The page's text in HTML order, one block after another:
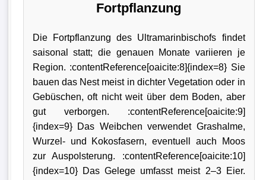
Fortpflanzung
Die Fortpflanzung des Ultramarinbischofs findet
saisonal statt; die genauen Monate variieren je
Region. :contentReference[oaicite:8]{index=8} Sie
bauen das Nest meist in dichter Vegetation oder in
Gebüschen, oft nicht weit über dem Boden, aber
gut verborgen. :contentReference[oaicite:9]
{index=9} Das Weibchen verwendet Grashalme,
Wurzel- und Kokosfasern, eventuell auch Moos
zur Auspolsterung. :contentReference[oaicite:10]
{index=10} Das Gelege umfasst meist 2–3 Eier.